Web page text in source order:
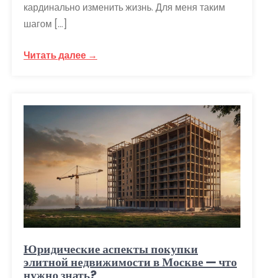
кардинально изменить жизнь. Для меня таким
шагом […]
Читать далее →
Юридические аспекты покупки
элитной недвижимости в Москве — что